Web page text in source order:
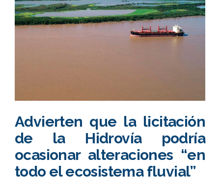
Advierten que la licitación
de la Hidrovía podría
ocasionar alteraciones “en
todo el ecosistema fluvial”